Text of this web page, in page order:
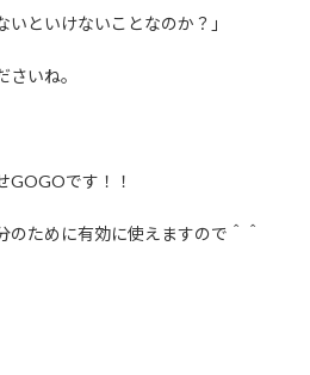
いといけないことなのか？」
いね。
GOGOです！！
のために有効に使えますので＾＾